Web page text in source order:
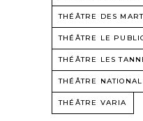
THÉÂTRE DES
THÉÂTRE LE
THÉÂTRE LES
THÉÂTRE NATIONAL
THÉÂTRE VARIA